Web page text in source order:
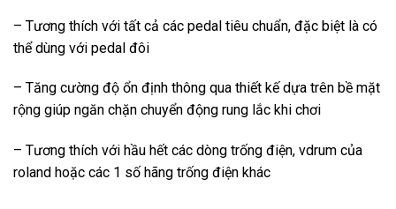
– Tương thích với tất cả các pedal tiêu chuẩn, đặc biệt là có
thể dùng với pedal đôi
– Tăng cường độ ổn định thông qua thiết kế dựa trên bề mặt
rộng giúp ngăn chặn chuyển động rung lắc khi chơi
– Tương thích với hầu hết các dòng trống điện, vdrum của
roland hoặc các 1 số hãng trống điện khác